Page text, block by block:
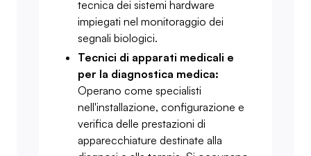
tecnica dei sistemi hardware
impiegati nel monitoraggio dei
segnali biologici.
Tecnici di apparati medicali e
per la diagnostica medica:
Operano come specialisti
nell'installazione, configurazione e
verifica delle prestazioni di
apparecchiature destinate alla